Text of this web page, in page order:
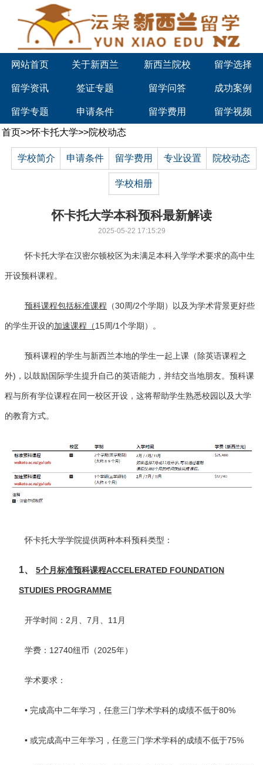
网站首页 关于新西兰 新西兰院校 留学选择
留学资讯 签证专题 留学问答 成功案例
留学专题 申请条件 留学费用 留学视频
首页>>怀卡托大学>>院校动态
学校简介 申请条件 留学费用 专业设置 院校动态
学校相册
怀卡托大学本科预科最新解读
2025-05-22 17:15:29
怀卡托大学在汉密尔顿校区为未满足本科入学学术要求的高中生
开设预科课程。
预科课程包括标准课程 （30周/2个学期）以及为学术背景更好些
的学生开设的加速课程（15周/1个学期）。
预科课程的学生与新西兰本地的学生一起上课（除英语课程之
外)，以鼓励国际学生提升自己的英语能力，并结交当地朋友。预科课
程与所有学位课程在同一校区开设，这将帮助学生熟悉校园以及大学
的教育方式。
怀卡托大学学院提供两种本科预科类型：
1、 5个月标准预科课程ACCELERATED FOUNDATION
STUDIES PROGRAMME
开学时间：2月、7月、11月
学费：12740纽币（2025年）
学术要求：
• 完成高中二年学习，任意三门学术学科的成绩不低于80%
• 或完成高中三年学习，任意三门学术学科的成绩不低于75%